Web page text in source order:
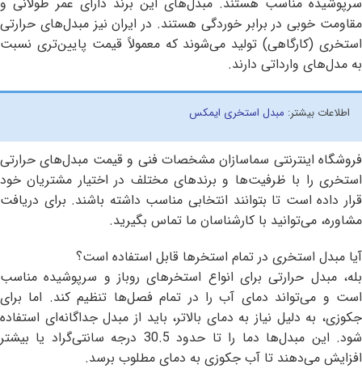
مقاومت خوبی در برابر خوردگی هستند. در ایران نیز مبدل‌های حرارتی
استخری (کارگاهی) تولید می‌شوند که معمولاً قیمت پایین‌تری نسبت
به مدل‌های وارداتی دارند.
اطلاعات بیشتر: مبدل استخری ایمکس
فروشگاه اینترنتی سماسازان مشخصات فنی و قیمت مبدل‌های حرارتی
استخری را با ظرفیت‌ها و برندهای مختلف در اختیار مشتریان خود
قرار داده است تا بتوانند انتخابی مناسب داشته باشند. برای دریافت
مشاوره، می‌توانید با کارشناسان ما تماس بگیرید.
آیا مبدل استخری در تمام استخرها قابل استفاده است؟
بله، مبدل حرارتی برای انواع استخرهای روباز و سرپوشیده مناسب
است و می‌تواند دمای آب را در تمام فصل‌ها تنظیم کند. اما برای
جکوزی، به دلیل نیاز به دمای بالاتر، باید از مبدل جداگانه‌ای استفاده
شود. این مبدل‌ها دما را تا حدود 30.5 درجه سانتی‌گراد یا بیشتر
افزایش می‌دهند تا آب جکوزی به دمای مطلوب برسد.